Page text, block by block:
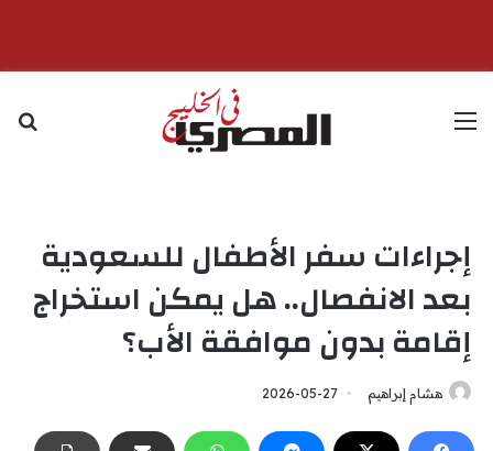
القائمة
إجراءات سفر الأطفال للسعودية
بعد الانفصال.. هل يمكن استخراج
إقامة بدون موافقة الأب؟
هشام إبراهيم 2026-05-27